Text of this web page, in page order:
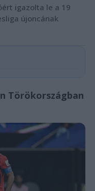
igazolta le a 19
újoncának
Törökországban